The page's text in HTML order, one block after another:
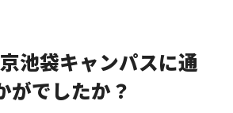
池袋キャンパスに通
がでしたか？